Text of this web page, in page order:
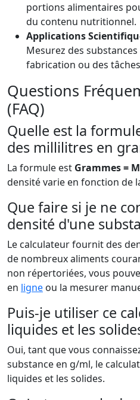
portions alimentaires
du contenu nutritionnel.
Applications
Mesurez des
fabrication ou des
Questions
(FAQ)
Quelle est la
des millilitres en
La formule est Grammes =
densité varie en fonction de
Que faire si je ne
densité d'une
Le calculateur fournit des
de nombreux aliments
non répertoriées, vous
en ligne ou la mesurer
Puis-je utiliser ce
liquides et les
Oui, tant que vous
substance en g/ml, le
liquides et les solides.